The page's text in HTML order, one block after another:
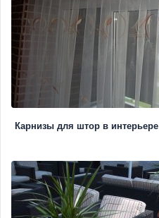
Карнизы для штор в интерьере